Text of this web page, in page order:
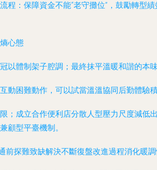
程：保障資金不能“老守攤位”，鼓勵轉
心態
以體制架子腔調；最終抹平溫暖和諧的本
動困難動作，可以試當溫溫協同后勤體驗
；成立合作便利店分散人型壓力尺度減
顧型平臺機制。
前探難致缺解決不斷復盤改進過程消化暖